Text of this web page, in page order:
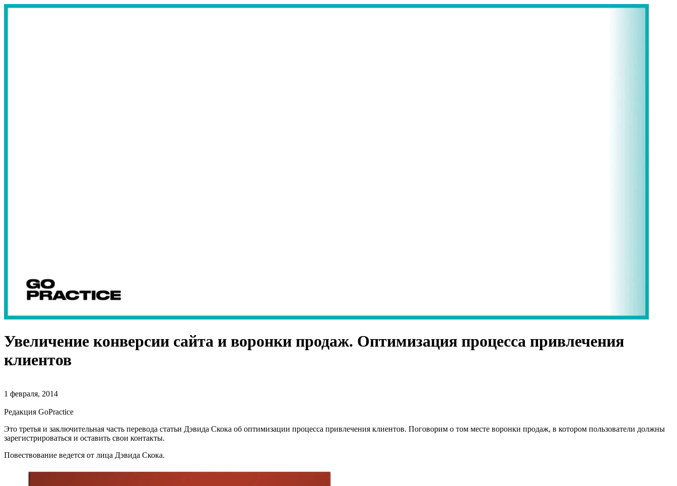
Увеличение конверсии сайта и воронки продаж. Оптимизация процесса привлечения
клиентов
1 февраля, 2014
Редакция GoPractice
Это третья и заключительная часть перевода статьи Дэвида Скока об оптимизации процесса привлечения клиентов. Поговорим о том месте воронки продаж, в котором пользователи должны
зарегистрироваться и оставить свои контакты.
Повествование ведется от лица Дэвида Скока.